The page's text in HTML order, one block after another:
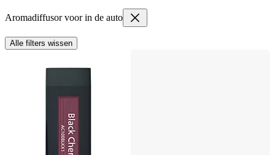
Aromadiffusor voor in de auto
Alle filters wissen